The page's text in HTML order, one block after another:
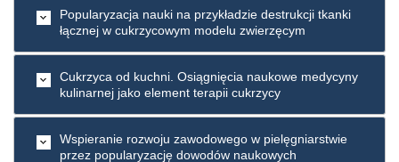
Popularyzacja nauki na przykładzie destrukcji tkanki
łącznej w cukrzycowym modelu zwierzęcym
Cukrzyca od kuchni. Osiągnięcia naukowe medycyny
kulinarnej jako element terapii cukrzycy
Wspieranie rozwoju zawodowego w pielęgniarstwie
przez popularyzację dowodów naukowych